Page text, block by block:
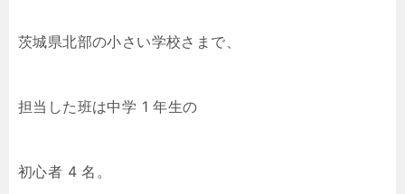
茨城県北部の小さい学校さまで、
担当した班は中学 1 年生の
初心者 4 名。